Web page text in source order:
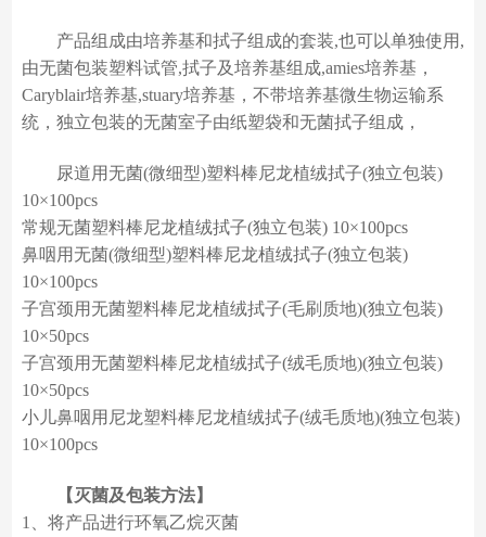
产品组成由培养基和拭子组成的套装,也可以单独使用,
由无菌包装塑料试管,拭子及培养基组成,amies培养基，
Caryblair培养基,stuary培养基，不带培养基微生物运输系
统，独立包装的无菌室子由纸塑袋和无菌拭子组成，
尿道用无菌(微细型)塑料棒尼龙植绒拭子(独立包装)
10×100pcs
常规无菌塑料棒尼龙植绒拭子(独立包装) 10×100pcs
鼻咽用无菌(微细型)塑料棒尼龙植绒拭子(独立包装)
10×100pcs
子宫颈用无菌塑料棒尼龙植绒拭子(毛刷质地)(独立包装)
10×50pcs
子宫颈用无菌塑料棒尼龙植绒拭子(绒毛质地)(独立包装)
10×50pcs
小儿鼻咽用尼龙塑料棒尼龙植绒拭子(绒毛质地)(独立包装)
10×100pcs
【灭菌及包装方法】
1、将产品进行环氧乙烷灭菌